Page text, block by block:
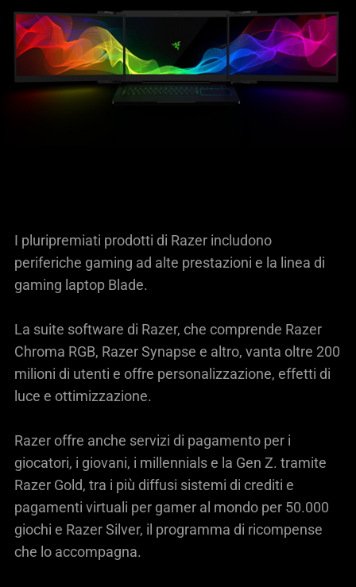
I pluripremiati prodotti di Razer includono
periferiche gaming ad alte prestazioni e la linea di
gaming laptop Blade.
La suite software di Razer, che comprende Razer
Chroma RGB, Razer Synapse e altro, vanta oltre 200
milioni di utenti e offre personalizzazione, effetti di
luce e ottimizzazione.
Razer offre anche servizi di pagamento per i
giocatori, i giovani, i millennials e la Gen Z. tramite
Razer Gold, tra i più diffusi sistemi di crediti e
pagamenti virtuali per gamer al mondo per 50.000
giochi e Razer Silver, il programma di ricompense
che lo accompagna.